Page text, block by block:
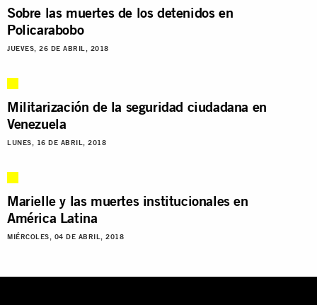
Sobre las muertes de los detenidos en
Policarabobo
JUEVES, 26 DE ABRIL, 2018
Militarización de la seguridad ciudadana en
Venezuela
LUNES, 16 DE ABRIL, 2018
Marielle y las muertes institucionales en
América Latina
MIÉRCOLES, 04 DE ABRIL, 2018